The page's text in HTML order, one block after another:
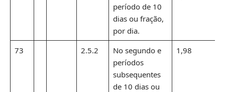
período de 10
dias ou fração,
por dia.
73 2.5.2
No segundo e
períodos
subsequentes
de 10 dias ou
1,98